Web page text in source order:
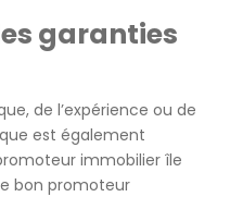
garanties
de l’expérience ou de
est également
immobilier île
bon promoteur